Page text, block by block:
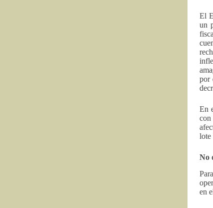
El
un
por
En
con
lote
No
en